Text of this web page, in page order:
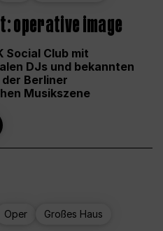
operative image
Social Club mit
DJs und bekannten
Berliner
Musikszene
Oper Großes Haus